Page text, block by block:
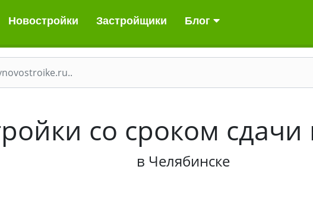
Новостройки Застройщики Блог
со сроком сдачи
в Челябинске